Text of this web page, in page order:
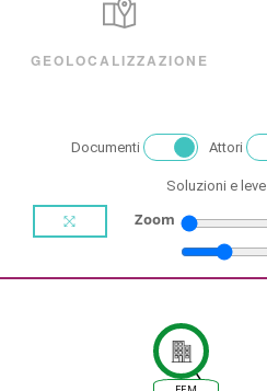
GEOLOCALIZZAZIONE
Documenti Attori
Soluzioni e leve
Zoom